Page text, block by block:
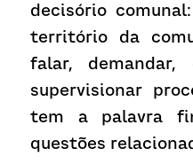
decisório
território da
falar, demandar,
supervisionar
tem a palavra
questões